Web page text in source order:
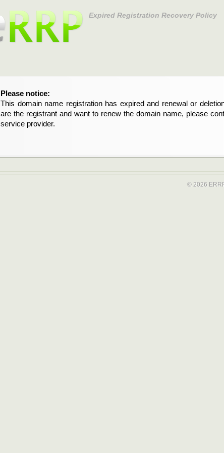
Expired Registration Recovery Policy
Please notice:
This domain name registration has expired and renewal or
are the registrant and want to renew the domain name, please
service provider.
Bitte beachten Sie:
Diese Domainregistrierung ist abgelaufen und die
Domain stehen an. Wenn Sie der Registrant sind und die
verlängern möchten, kontaktieren Sie bitte Ihren Service-Provider.
© 2026